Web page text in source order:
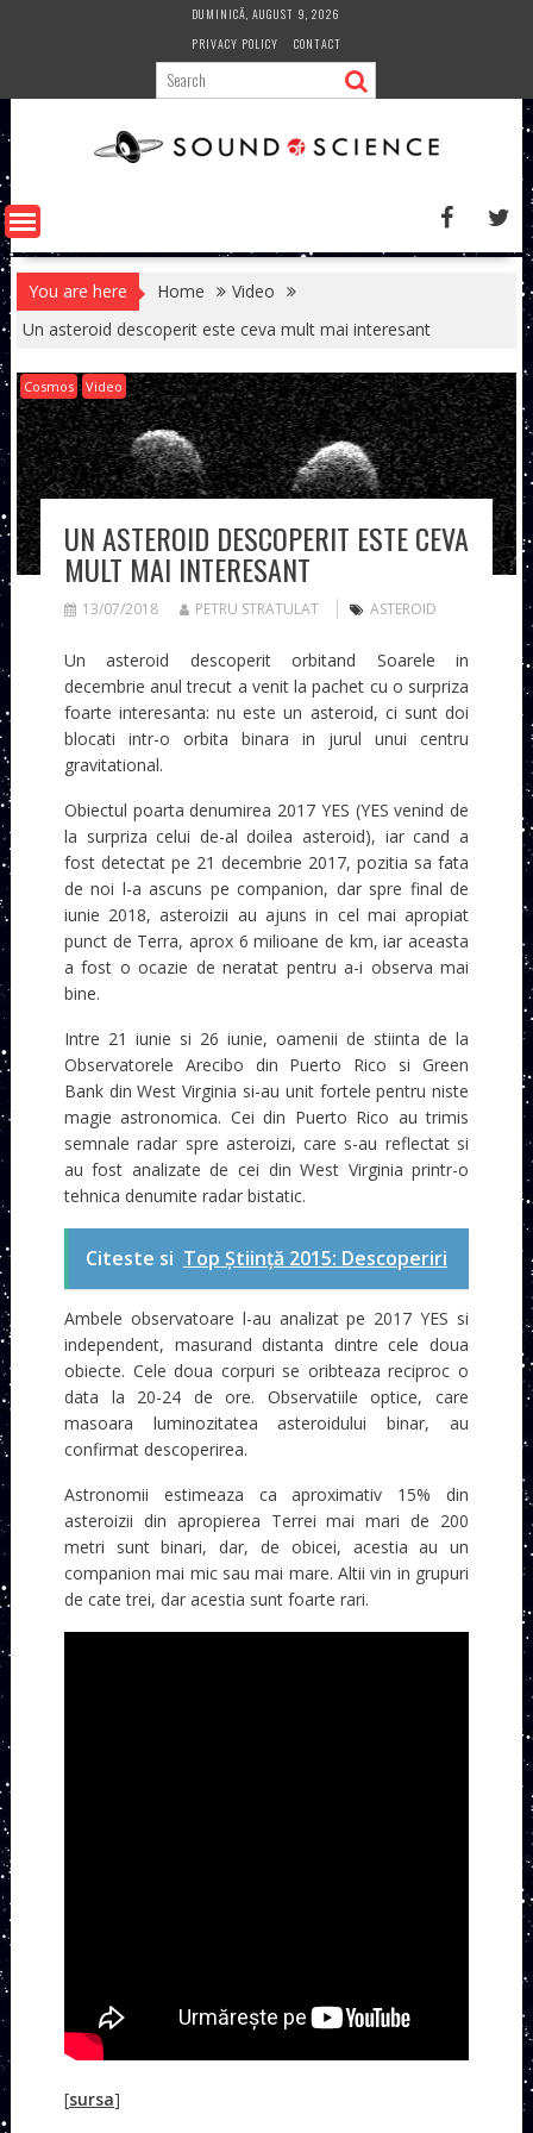
DUMINICĂ, AUGUST 9, 2026
PRIVACY POLICY
CONTACT
You are here Home
Video
Un asteroid descoperit este ceva mult mai interesant
Cosmos Video
UN ASTEROID DESCOPERIT ESTE CEVA
MULT MAI INTERESANT
13/07/2018 PETRU STRATULAT ASTEROID
Un asteroid descoperit orbitand Soarele in
decembrie anul trecut a venit la pachet cu o surpriza
foarte interesanta: nu este un asteroid, ci sunt doi
blocati intr-o orbita binara in jurul unui centru
gravitational.
Obiectul poarta denumirea 2017 YES (YES venind de
la surpriza celui de-al doilea asteroid), iar cand a
fost detectat pe 21 decembrie 2017, pozitia sa fata
de noi l-a ascuns pe companion, dar spre final de
iunie 2018, asteroizii au ajuns in cel mai apropiat
punct de Terra, aprox 6 milioane de km, iar aceasta
a fost o ocazie de neratat pentru a-i observa mai
bine.
Intre 21 iunie si 26 iunie, oamenii de stiinta de la
Observatorele Arecibo din Puerto Rico si Green
Bank din West Virginia si-au unit fortele pentru niste
magie astronomica. Cei din Puerto Rico au trimis
semnale radar spre asteroizi, care s-au reflectat si
au fost analizate de cei din West Virginia printr-o
tehnica denumite radar bistatic.
Citeste si Top Știință 2015: Descoperiri
Ambele observatoare l-au analizat pe 2017 YES si
independent, masurand distanta dintre cele doua
obiecte. Cele doua corpuri se oribteaza reciproc o
data la 20-24 de ore. Observatiile optice, care
masoara luminozitatea asteroidului binar, au
confirmat descoperirea.
Astronomii estimeaza ca aproximativ 15% din
asteroizii din apropierea Terrei mai mari de 200
metri sunt binari, dar, de obicei, acestia au un
companion mai mic sau mai mare. Altii vin in grupuri
de cate trei, dar acestia sunt foarte rari.
[sursa]